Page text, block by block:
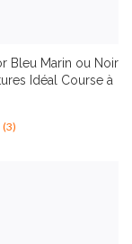
Bleu Marin ou Noir
Idéal Course à
(3)